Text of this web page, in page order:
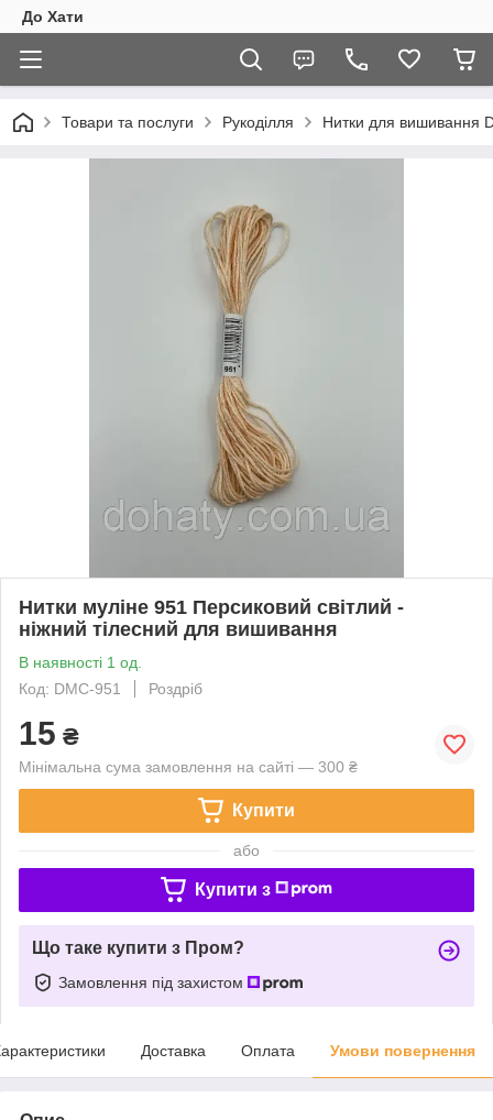
До Хати
Товари та послуги Рукоділля Нитки для вишивання
Нитки муліне 951 Персиковий світлий -
ніжний тілесний для вишивання
В наявності 1 од.
Код: DMC-951
Роздріб
15 ₴
Мінімальна сума замовлення на сайті — 300 ₴
Купити
або
Купити з
Що таке купити з Пром?
Замовлення під захистом
Доставка Оплата Умови повернення